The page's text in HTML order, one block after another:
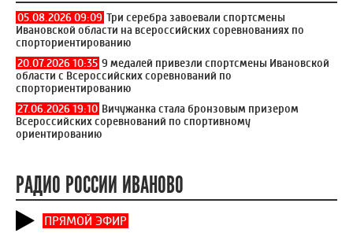
05.08.2026 09:09 Три серебра завоевали спортсмены
Ивановской области на всероссийских соревнованиях по
спорториентированию
20.07.2026 10:35 9 медалей привезли спортсмены Ивановской
области с Всероссийских соревнований по
спорториентированию
27.06.2026 19:10 Вичужанка стала бронзовым призером
Всероссийских соревнований по спортивному
ориентированию
РАДИО РОССИИ ИВАНОВО
ПРЯМОЙ ЭФИР